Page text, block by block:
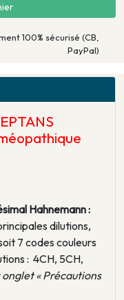
100% sécurisé (CB,
PayPal)
Hahnemann :
dilutions,
7 codes couleurs
: 4CH, 5CH,
onglet « Précautions